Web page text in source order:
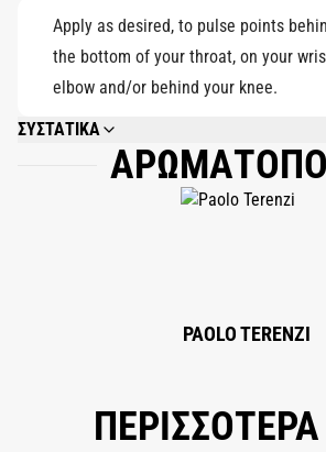
μια ανάμνηση που αιωρείται στο χρόνο.
Apply as desired, to pulse points
the bottom of your throat, on your
elbow and/or behind your knee.
ΣΥΣΤΑΤΙΚΑ
ALCOHOL DENAT., PARFUM (FRAGRANCE),
LINALOOL, CINNAMAL, CITRUS AURANTIUM
PAOLO TERENZI